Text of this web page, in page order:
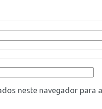
neste navegador para